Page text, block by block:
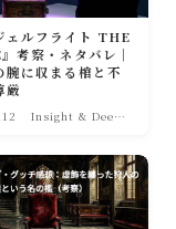
ェルフライト THE
考察・ネタバレ｜
腕に収まる棺と不
厳
Insight & Deep